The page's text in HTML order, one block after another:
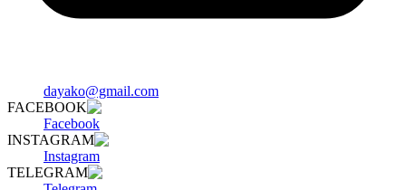
dayako@gmail.com
FACEBOOK
Facebook
INSTAGRAM
Instagram
TELEGRAM